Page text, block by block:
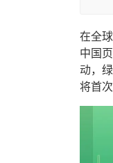
在全
中国
动，
将首